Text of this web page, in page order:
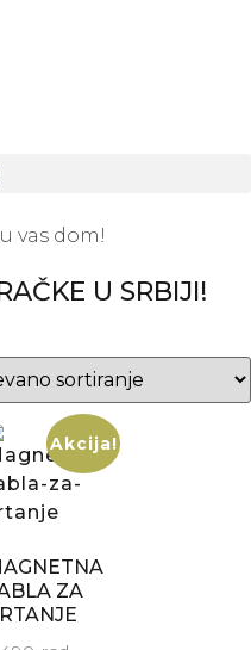
vas dom!
U SRBIJI!
Akcija!
ZA